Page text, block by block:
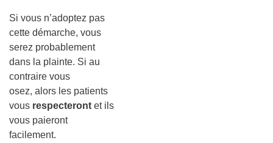
Si vous n’adoptez pas
cette démarche, vous
serez probablement
dans la plainte. Si au
contraire vous
osez, alors les patients
vous respecteront et ils
vous paieront
facilement.